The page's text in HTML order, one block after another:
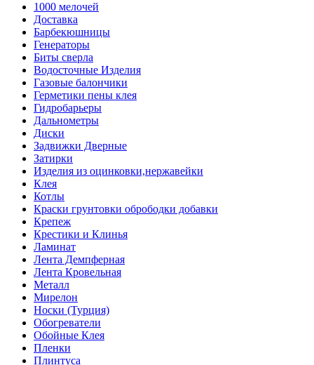
1000 мелочей
Доставка
Барбекюшницы
Генераторы
Биты сверла
Водосточные Изделия
Газовые балончики
Герметики пены клея
Гидробарьеры
Дальнометры
Диски
Задвижки Дверные
Затирки
Изделия из оцинковки,нержавейки
Клея
Котлы
Краски грунтовки обрободки добавки
Крепеж
Крестики и Клинья
Ламинат
Лента Демпферная
Лента Кровельная
Металл
Мирелон
Носки (Турция)
Обогреватели
Обойные Клея
Пленки
Плинтуса